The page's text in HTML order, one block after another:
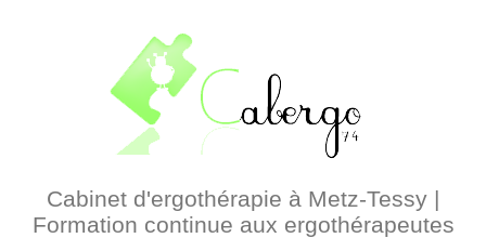
Cabinet d'ergothérapie à Metz-Tessy |
Formation continue aux ergothérapeutes